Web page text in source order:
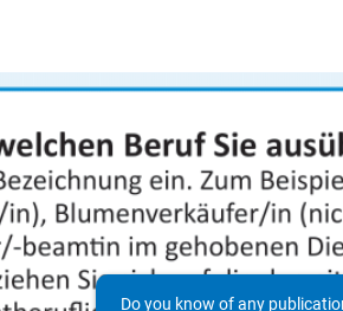
Do you know of any